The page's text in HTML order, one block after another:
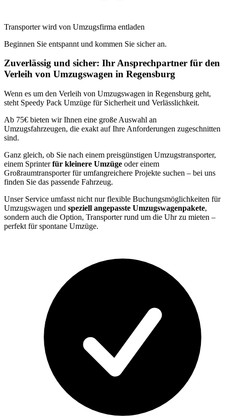
Transporter wird von Umzugsfirma entladen
Beginnen Sie entspannt und kommen Sie sicher an.
Zuverlässig und sicher: Ihr Ansprechpartner für den
Verleih von Umzugswagen in Regensburg
Wenn es um den Verleih von Umzugswagen in Regensburg geht,
steht Speedy Pack Umzüge für Sicherheit und Verlässlichkeit.
Ab 75€ bieten wir Ihnen eine große Auswahl an
Umzugsfahrzeugen, die exakt auf Ihre Anforderungen zugeschnitten
sind.
Ganz gleich, ob Sie nach einem preisgünstigen Umzugstransporter,
einem Sprinterfür kleinere Umzüge oder einem
Großraumtransporter für umfangreichere Projekte suchen – bei uns
finden Sie das passende Fahrzeug.
Unser Service umfasst nicht nur flexible Buchungsmöglichkeiten für
Umzugswagen und speziell angepasste Umzugswagenpakete,
sondern auch die Option, Transporter rund um die Uhr zu mieten –
perfekt für spontane Umzüge.